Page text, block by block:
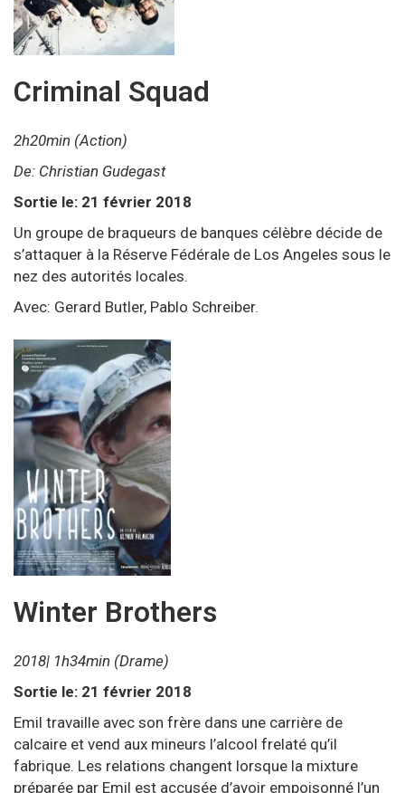
Criminal Squad
2h20min (Action)
De: Christian Gudegast
Sortie le: 21 février 2018
Un groupe de braqueurs de banques célèbre décide de
s’attaquer à la Réserve Fédérale de Los Angeles sous le
nez des autorités locales.
Avec: Gerard Butler, Pablo Schreiber.
Winter Brothers
2018| 1h34min (Drame)
Sortie le: 21 février 2018
Emil travaille avec son frère dans une carrière de
calcaire et vend aux mineurs l’alcool frelaté qu’il
fabrique. Les relations changent lorsque la mixture
préparée par Emil est accusée d’avoir empoisonné l’un